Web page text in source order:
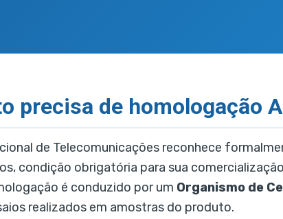
precisa de homologação
de Telecomunicações reconhece
condição obrigatória para sua
é conduzido por um Organismo de
realizados em amostras do produto.